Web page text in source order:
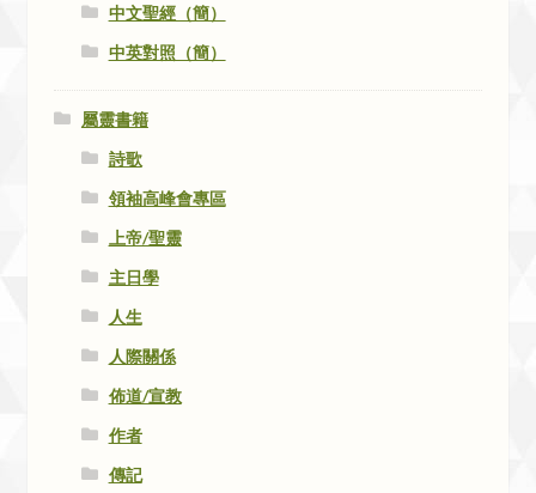
中文聖經（簡）
中英對照（簡）
屬靈書籍
詩歌
領袖高峰會專區
上帝/聖靈
主日學
人生
人際關係
佈道/宣教
作者
傳記